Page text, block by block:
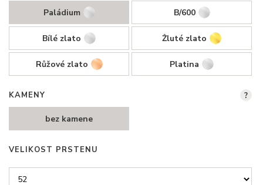
Paládium B/600
Bílé zlato Žluté zlato
Růžové zlato Platina
KAMENY
bez kamene
?
VELIKOST PRSTENU